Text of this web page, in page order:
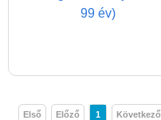
Első Előző 1 Következő